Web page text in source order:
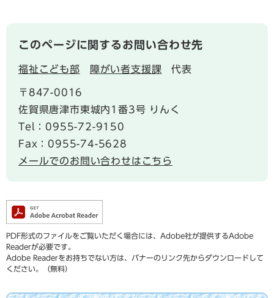
このページに関するお問い合わせ先
福祉こども部 障がい者支援課 代表
〒847-0016
佐賀県唐津市東城内1番3号 りんく
Tel：0955-72-9150
Fax：0955-74-5628
メールでのお問い合わせはこちら
PDF形式のファイルをご覧いただく場合には、Adobe社が提供するAdobe
Readerが必要です。
Adobe Readerをお持ちでない方は、バナーのリンク先からダウンロードして
ください。（無料）